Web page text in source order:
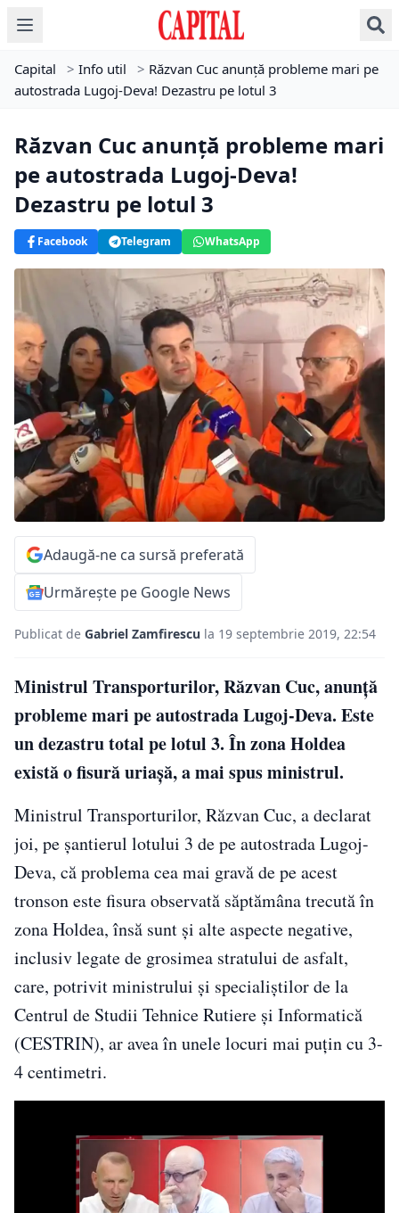
Capital > Info util > Răzvan Cuc anunță probleme mari pe
autostrada Lugoj-Deva! Dezastru pe lotul 3
Răzvan Cuc anunță probleme mari
pe autostrada Lugoj-Deva!
Dezastru pe lotul 3
Facebook Telegram WhatsApp
Adaugă-ne ca sursă preferată
Urmărește pe Google News
Publicat de Gabriel Zamfirescu la 19 septembrie 2019, 22:54
Ministrul Transporturilor, Răzvan Cuc, anunță
probleme mari pe autostrada Lugoj-Deva. Este
un dezastru total pe lotul 3. În zona Holdea
există o fisură uriașă, a mai spus ministrul.
Ministrul Transporturilor, Răzvan Cuc, a declarat
joi, pe şantierul lotului 3 de pe autostrada Lugoj-
Deva, că problema cea mai gravă de pe acest
tronson este fisura observată săptămâna trecută în
zona Holdea, însă sunt şi alte aspecte negative,
inclusiv legate de grosimea stratului de asfalt,
care, potrivit ministrului şi specialiştilor de la
Centrul de Studii Tehnice Rutiere şi Informatică
(CESTRIN), ar avea în unele locuri mai puţin cu 3-
4 centimetri.